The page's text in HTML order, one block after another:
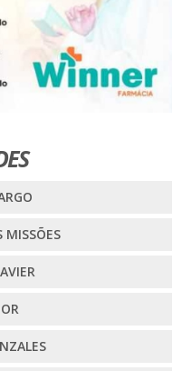
MISSÕES